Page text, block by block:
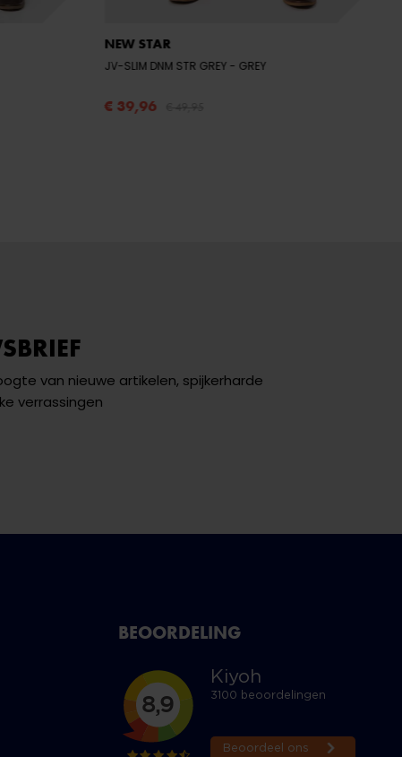
NEW STAR
JV-SLIM DNM STR GREY - GREY
€ 39,96
van nieuwe artikelen, spijkerharde
verrassingen
BEOORDELING